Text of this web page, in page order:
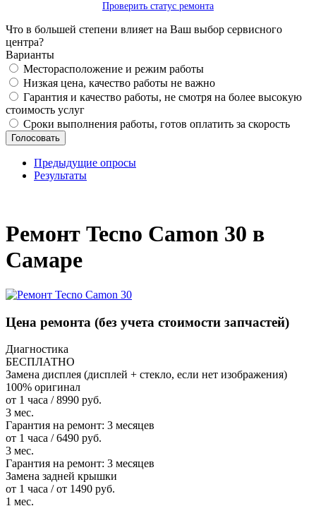
Проверить статус ремонта
Что в большей степени влияет на Ваш выбор сервисного
центра?
Варианты
Месторасположение и режим работы
Низкая цена, качество работы не важно
Гарантия и качество работы, не смотря на более высокую
стоимость услуг
Сроки выполнения работы, готов оплатить за скорость
Предыдущие опросы
Результаты
Ремонт Tecno Camon 30 в
Самаре
Цена ремонта (без учета стоимости запчастей)
Диагностика
БЕСПЛАТНО
Замена дисплея (дисплей + стекло, если нет изображения)
100% оригинал
от 1 часа / 8990 руб.
3 мес.
Гарантия на ремонт: 3 месяцев
от 1 часа / 6490 руб.
3 мес.
Гарантия на ремонт: 3 месяцев
Замена задней крышки
от 1 часа / от 1490 руб.
1 мес.